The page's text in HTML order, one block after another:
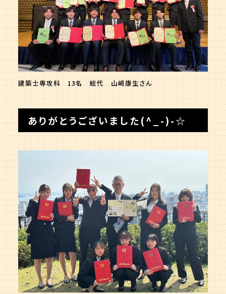
建築士専攻科 13名 総代 山﨑康生さん
ありがとうございました(^_-)-☆